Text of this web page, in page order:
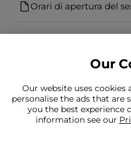
Orari di apertura del
Non riesci a
Our
Our website uses
personalise the ads that are
you the best experience
information see our